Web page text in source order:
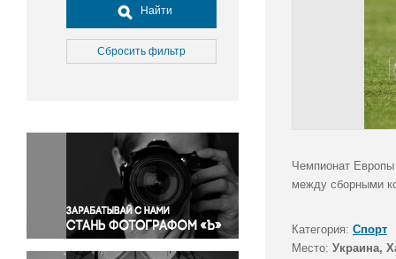
Досуг, туризм и отдых
Культура
Медицина
Окружающая среда
Политика
Правосудие
Происшествия и конфликты
Религия
Светская жизнь
Найти
Сбросить фильтр
Чемпионат
между сборными
Категория: Спорт
Место: Украина,